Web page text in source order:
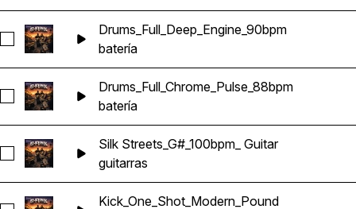
Seleccionar Drums_Full_Deep_Engine_90bpm
Drums_Full_Deep_Engine_90bpm
batería
Seleccionar Drums_Full_Chrome_Pulse_88bpm
Drums_Full_Chrome_Pulse_88bpm
batería
Seleccionar Silk Streets_G#_100bpm_ Guitar
Silk Streets_G#_100bpm_ Guitar
guitarras
Kick_One_Shot_Modern_Pound